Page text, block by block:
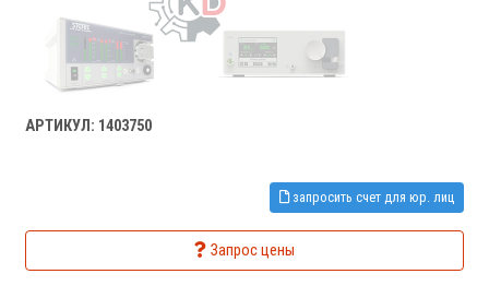
АРТИКУЛ: 1403750
запросить счет для юр. лиц
Запрос цены